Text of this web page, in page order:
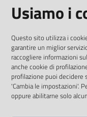
on line
Eventi
Chiedi al
bibliotecario
Avvisi
solo alle condizioni
comunitaria 2003/
SOCIAL
Usiamo i
Questo sito utilizza i
garantire un miglior
raccogliere informazioni
anche cookie di
profilazione puoi decidere
'Cambia le impostazioni'.
oppure abilitarne solo